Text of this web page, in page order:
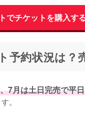
でチケットを購入す
予約状況は？
7月は土日完売で平
。